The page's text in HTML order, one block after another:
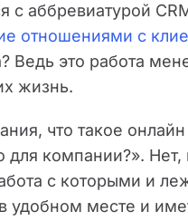
с аббревиатурой
отношениями с
Ведь это работа
жизнь.
что такое
для компании?».
с которыми и
удобном месте и